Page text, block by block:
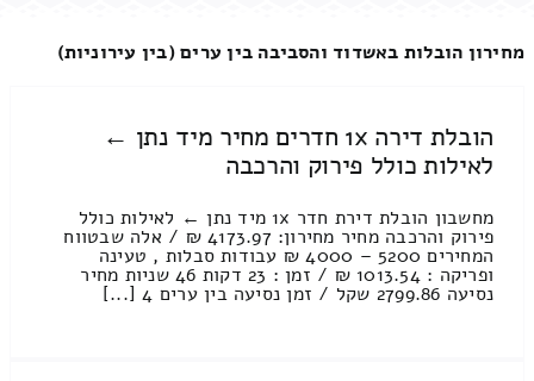
מחירון הובלות באשדוד והסביבה בין ערים (בין עירוניות)
הובלת דירה 1x חדרים מחיר מיד נתן ←
לאילות כולל פירוק והרכבה
מחשבון הובלת דירת חדר 1x מיד נתן ← לאילות כולל
פירוק והרכבה מחיר מחירון: 4173.97 ₪ / אלה שבטווח
המחירים 5200 – 4000 ₪ עבודות סבלות , טעינה
ופריקה : 1013.54 ₪ / זמן : 23 דקות 46 שניות מחיר
נסיעה 2799.86 שקל / זמן נסיעה בין ערים 4 [...]